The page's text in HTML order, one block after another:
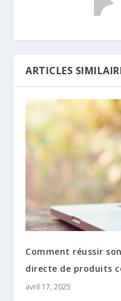
ARTICLES
Comment réussir
directe de produits
avril 17, 2025